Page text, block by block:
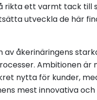
rikta ett varmt tack till
utveckla de här
av åkerinäringens
Ambitionen är
nytta för kunder,
mest innovativa